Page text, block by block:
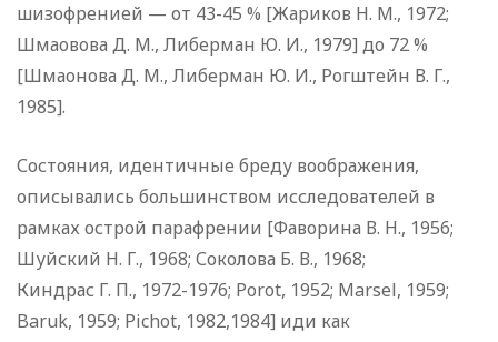
шизофренией — от 43-45 % [Жариков Н. М., 1972;
Шмаовова Д. М., Либерман Ю. И., 1979] до 72 %
[Шмаонова Д. М., Либерман Ю. И., Рогштейн В. Г.,
1985].
Состояния, идентичные бреду воображения,
описывались большинством исследователей в
рамках острой парафрении [Фаворина В. Н., 1956;
Шуйский Н. Г., 1968; Соколова Б. В., 1968;
Киндрас Г. П., 1972-1976; Porot, 1952; Marsel, 1959;
Baruk, 1959; Pichot, 1982,1984] иди как